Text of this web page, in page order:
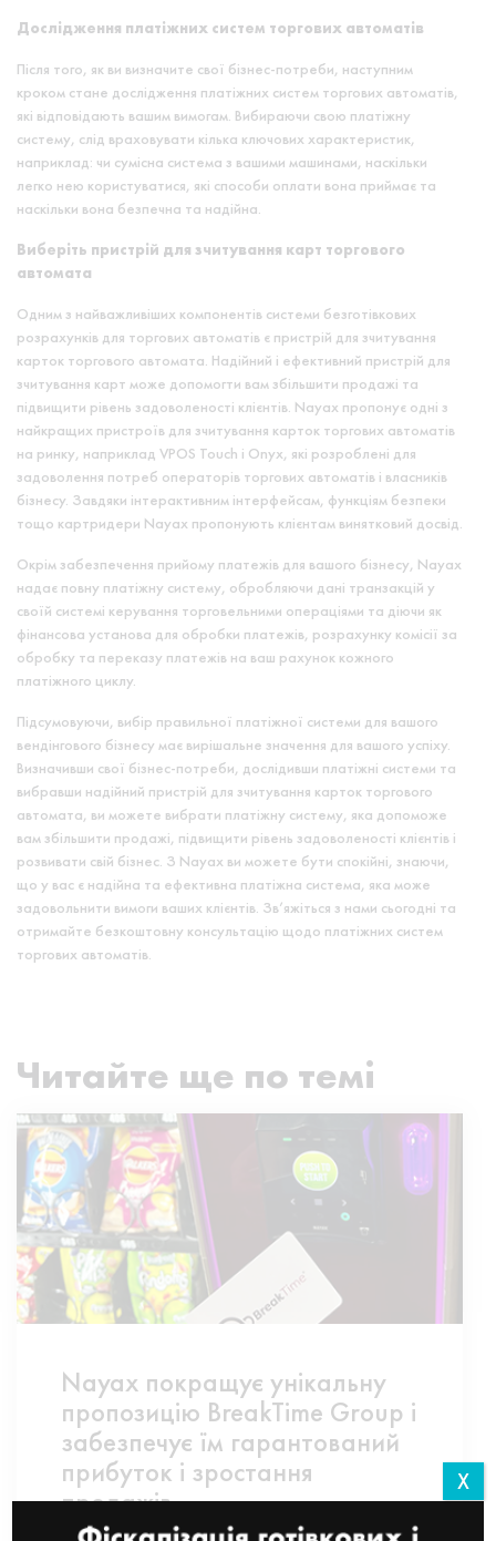
Дослідження платіжних систем торгових автоматів
Після того, як ви визначите свої бізнес-потреби, наступним
кроком стане дослідження платіжних систем торгових автоматів,
які відповідають вашим вимогам. Вибираючи свою платіжну
систему, слід враховувати кілька ключових характеристик,
наприклад: чи сумісна система з вашими машинами, наскільки
легко нею користуватися, які способи оплати вона приймає та
наскільки вона безпечна та надійна.
Виберіть пристрій для зчитування карт торгового
автомата
Одним з найважливіших компонентів системи безготівкових
розрахунків для торгових автоматів є пристрій для зчитування
карток торгового автомата. Надійний і ефективний пристрій для
зчитування карт може допомогти вам збільшити продажі та
підвищити рівень задоволеності клієнтів. Nayax пропонує одні з
найкращих пристроїв для зчитування карток торгових автоматів
на ринку, наприклад VPOS Touch і Onyx, які розроблені для
задоволення потреб операторів торгових автоматів і власників
бізнесу. Завдяки інтерактивним інтерфейсам, функціям безпеки
тощо картридери Nayax пропонують клієнтам винятковий досвід.
Окрім забезпечення прийому платежів для вашого бізнесу, Nayax
надає повну платіжну систему, обробляючи дані транзакцій у
своїй системі керування торговельними операціями та діючи як
фінансова установа для обробки платежів, розрахунку комісії за
обробку та переказу платежів на ваш рахунок кожного
платіжного циклу.
Підсумовуючи, вибір правильної платіжної системи для вашого
вендінгового бізнесу має вирішальне значення для вашого успіху.
Визначивши свої бізнес-потреби, дослідивши платіжні системи та
вибравши надійний пристрій для зчитування карток торгового
автомата, ви можете вибрати платіжну систему, яка допоможе
вам збільшити продажі, підвищити рівень задоволеності клієнтів і
розвивати свій бізнес. З Nayax ви можете бути спокійні, знаючи,
що у вас є надійна та ефективна платіжна система, яка може
задовольнити вимоги ваших клієнтів. Зв’яжіться з нами сьогодні та
отримайте безкоштовну консультацію щодо платіжних систем
торгових автоматів.
Читайте ще по темі
Nayax покращує унікальну
пропозицію BreakTime Group і
забезпечує їм гарантований
прибуток і зростання
продажів
X